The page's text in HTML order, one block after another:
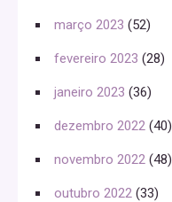
março 2023 (52)
fevereiro 2023 (28)
janeiro 2023 (36)
dezembro 2022 (40)
novembro 2022 (48)
outubro 2022 (33)